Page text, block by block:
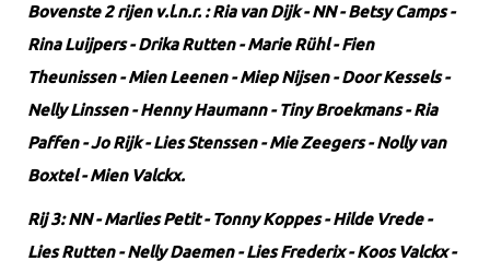
Bovenste 2 rijen v.l.n.r. : Ria van Dijk - NN - Betsy Camps -
Rina Luijpers - Drika Rutten - Marie Rühl - Fien
Theunissen - Mien Leenen - Miep Nijsen - Door Kessels -
Nelly Linssen - Henny Haumann - Tiny Broekmans - Ria
Paffen - Jo Rijk - Lies Stenssen - Mie Zeegers - Nolly van
Boxtel - Mien Valckx.
Rij 3: NN - Marlies Petit - Tonny Koppes - Hilde Vrede -
Lies Rutten - Nelly Daemen - Lies Frederix - Koos Valckx -